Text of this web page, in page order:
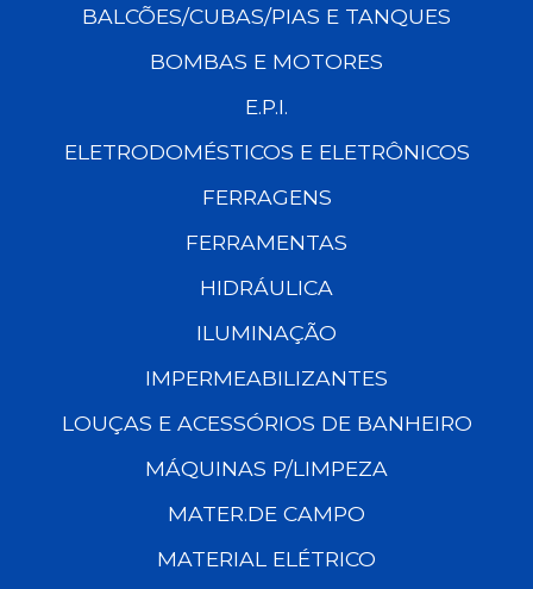
BALCÕES/CUBAS/PIAS E TANQUES
BOMBAS E MOTORES
E.P.I.
ELETRODOMÉSTICOS E ELETRÔNICOS
FERRAGENS
FERRAMENTAS
HIDRÁULICA
ILUMINAÇÃO
IMPERMEABILIZANTES
LOUÇAS E ACESSÓRIOS DE BANHEIRO
MÁQUINAS P/LIMPEZA
MATER.DE CAMPO
MATERIAL ELÉTRICO